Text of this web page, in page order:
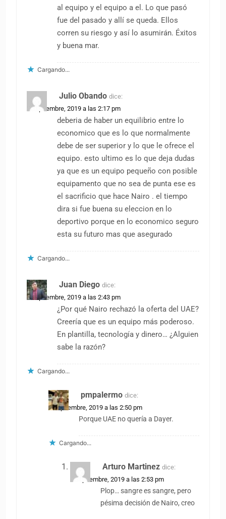
al equipo y el equipo a el. Lo que pasó
fue del pasado y allí se queda. Ellos
corren su riesgo y así lo asumirán. Éxitos
y buena mar.
Cargando...
Julio Obando dice:
2 septiembre, 2019 a las 2:17 pm
deberia de haber un equilibrio entre lo
economico que es lo que normalmente
debe de ser superior y lo que le ofrece el
equipo. esto ultimo es lo que deja dudas
ya que es un equipo pequeño con posible
equipamento que no sea de punta ese es
el sacrificio que hace Nairo . el tiempo
dira si fue buena su eleccion en lo
deportivo porque en lo economico seguro
esta su futuro mas que asegurado
Cargando...
Juan Diego dice:
2 septiembre, 2019 a las 2:43 pm
¿Por qué Nairo rechazó la oferta del UAE?
Creería que es un equipo más poderoso.
En plantilla, tecnología y dinero… ¿Alguien
sabe la razón?
Cargando...
pmpalermo dice:
2 septiembre, 2019 a las 2:50 pm
Porque UAE no quería a Dayer.
Cargando...
Arturo Martinez dice:
2 septiembre, 2019 a las 2:53 pm
Plop… sangre es sangre, pero
pésima decisión de Nairo, creo